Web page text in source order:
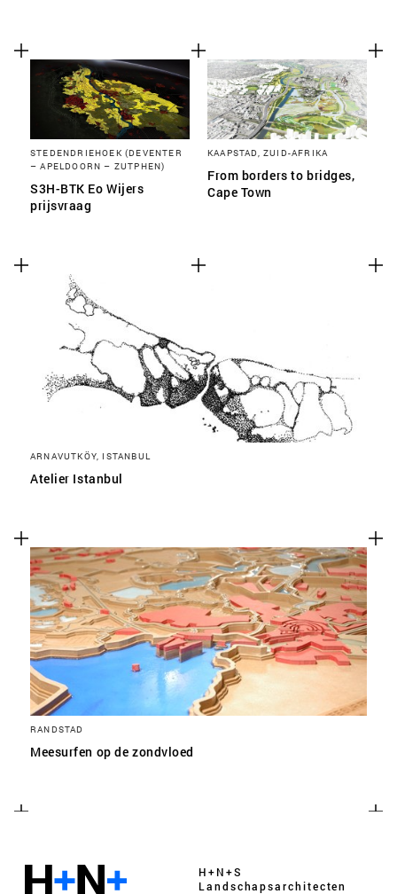
STEDENDRIEHOEK (DEVENTER
– APELDOORN – ZUTPHEN)
S3H-BTK Eo Wijers
prijsvraag
KAAPSTAD, ZUID-AFRIKA
From borders to bridges,
Cape Town
ARNAVUTKÖY, ISTANBUL
Atelier Istanbul
RANDSTAD
Meesurfen op de zondvloed
H+N+S
Landschaps­architecten